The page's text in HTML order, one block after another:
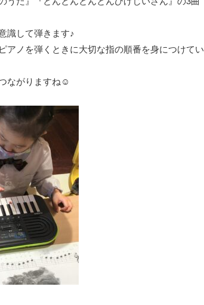
識して弾きます♪
ノを弾くときに大切な指の順番を身につけてい
ながりますね☺